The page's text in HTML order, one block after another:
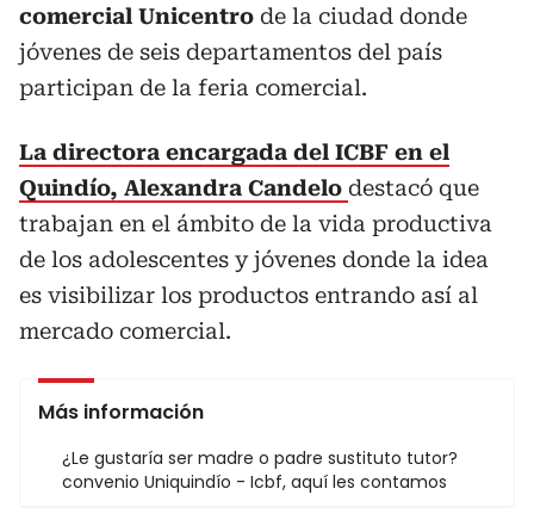
comercial Unicentro de la ciudad donde
jóvenes de seis departamentos del país
participan de la feria comercial.
La directora encargada del ICBF en el
Quindío, Alexandra Candelo destacó que
trabajan en el ámbito de la vida productiva
de los adolescentes y jóvenes donde la idea
es visibilizar los productos entrando así al
mercado comercial.
Más información
¿Le gustaría ser madre o padre sustituto tutor?
convenio Uniquindío - Icbf, aquí les contamos